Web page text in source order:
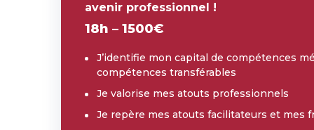
avenir professionnel !
18h – 1500€
J’identifie mon capital de compétences
compétences transférables
Je valorise mes atouts professionnels
Je repère mes atouts facilitateurs et mes